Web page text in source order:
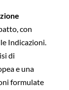
con
Indicazioni.
di
e una
formulate